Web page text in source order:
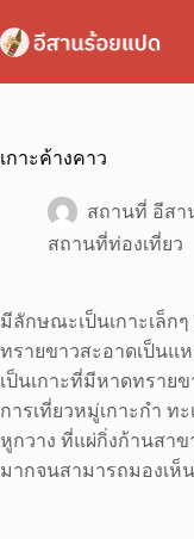
to
content
เกาะค้างคาว
สถานที่ อีสา
สถานที่ท่องเที่ยว
มีลักษณะเป็นเกาะเล็ก
ทรายขาวสะอาดเป็นแ
เป็นเกาะที่มีหาดทราย
การเที่ยวหมู่เกาะกำ ท
หูกวาง ที่แผ่กิ่งก้านสาข
มากจนสามารถมองเห็